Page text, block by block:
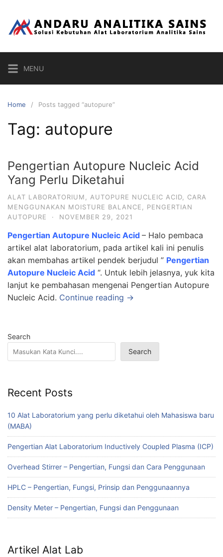
content
MENU
Home Posts tagged “autopure”
Tag: autopure
Pengertian Autopure Nucleic Acid
Yang Perlu Diketahui
ALAT LABORATORIUM AUTOPURE NUCLEIC ACID
CARA
MENGGUNAKAN MOISTURE BALANCE
PENGERTIAN
AUTOPURE
· NOVEMBER 29, 2021
Pengertian Autopure Nucleic Acid – Halo pembaca
artikel alat laboratorium, pada artikel kali ini penulis
akan membahas artikel pendek berjudul ” Pengertian
Autopure Nucleic Acid “. Untuk lebih jelasnya, yuk kita
lanjut ke pembahasan mengenai Pengertian Autopure
Nucleic Acid. Continue reading →
Search
Search
Recent Posts
10 Alat Laboratorium yang perlu diketahui oleh Mahasiswa baru
(MABA)
Pengertian Alat Laboratorium Inductively Coupled Plasma (ICP)
Overhead Stirrer – Pengertian, Fungsi dan Cara Penggunaan
HPLC – Pengertian, Fungsi, Prinsip dan Penggunaannya
Density Meter – Pengertian, Fungsi dan Penggunaan
Artikel Alat Lab